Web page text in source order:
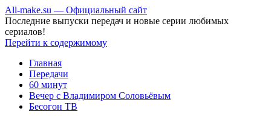
All-make.su — Официальный сайт
Последние выпуски передач и новые серии любимых
сериалов!
Перейти к содержимому
Главная
Передачи
60 минут
Вечер с Владимиром Соловьёвым
Бесогон ТВ